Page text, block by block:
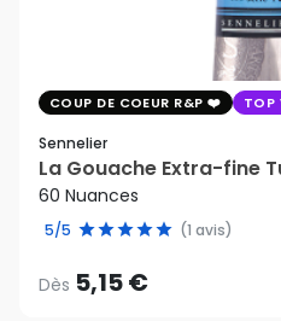
COUP DE COEUR R&P TOP
Sennelier
La Gouache Extra-fine
60 Nuances
5/5 (1 avis)
Dès 5,15 €